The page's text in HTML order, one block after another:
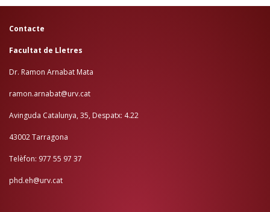
Contacte
Facultat de Lletres
Dr. Ramon Arnabat Mata
ramon.arnabat@urv.cat
Avinguda Catalunya, 35, Despatx: 4.22
43002 Tarragona
Telèfon: 977 55 97 37
phd.eh@urv.cat